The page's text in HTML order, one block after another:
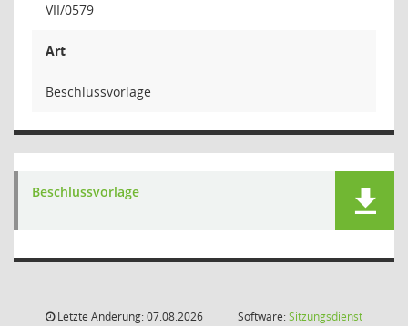
VII/0579
Art
Beschlussvorlage
Beschlussvorlage
Letzte Änderung: 07.08.2026
Software:Sitzungsdienst